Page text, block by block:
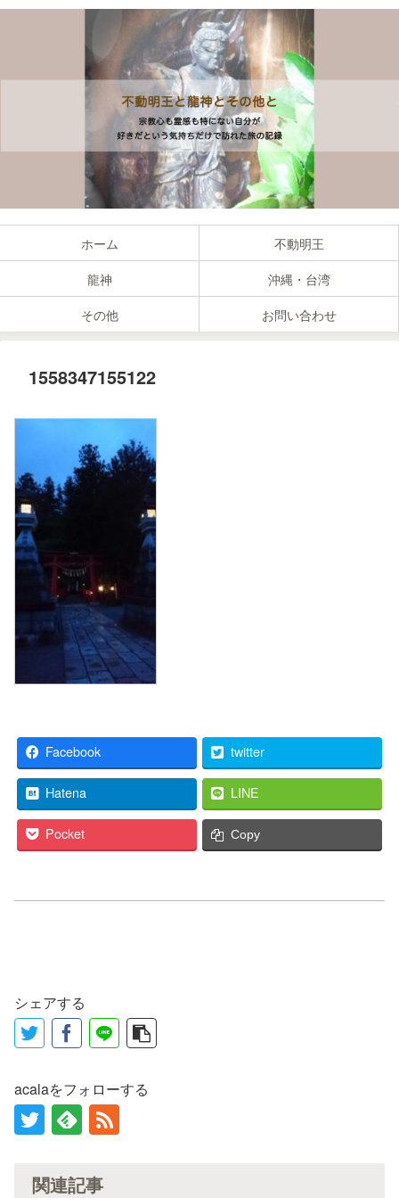
ホーム
不動明王
龍神
沖縄・台湾
その他
お問い合わせ
1558347155122
Facebook twitter
Hatena LINE
Pocket Copy
シェアする
acalaをフォローする
関連記事